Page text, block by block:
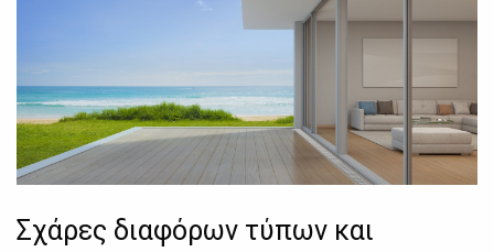
Σχάρες διαφόρων τύπων και